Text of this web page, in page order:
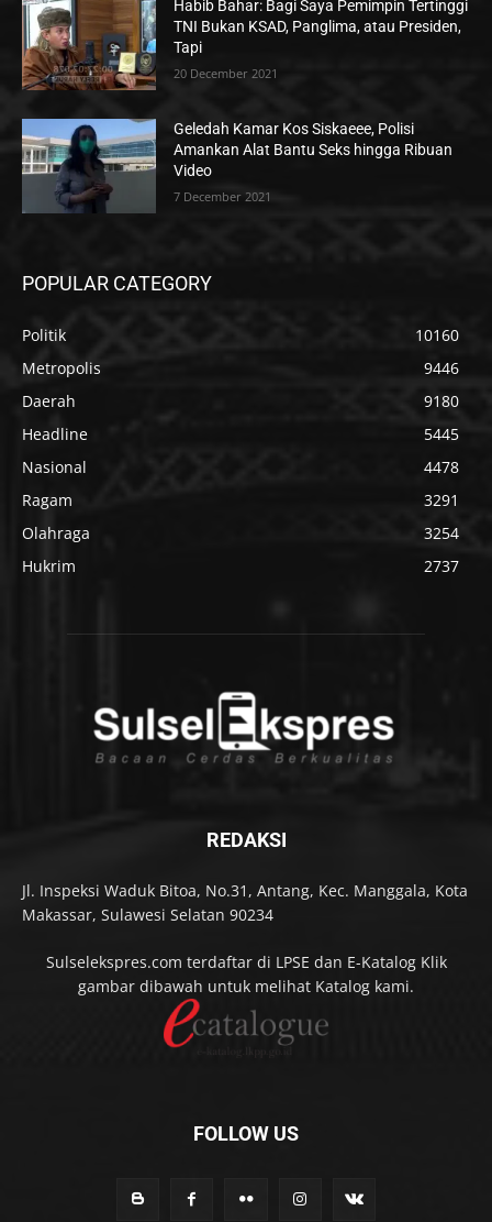
Habib Bahar: Bagi Saya Pemimpin Tertinggi
TNI Bukan KSAD, Panglima, atau Presiden,
Tapi
20 December 2021
Geledah Kamar Kos Siskaeee, Polisi
Amankan Alat Bantu Seks hingga Ribuan
Video
7 December 2021
POPULAR CATEGORY
Politik
10160
Metropolis
9446
Daerah
9180
Headline
5445
Nasional
4478
Ragam
3291
Olahraga
3254
Hukrim
2737
REDAKSI
Jl. Inspeksi Waduk Bitoa, No.31, Antang, Kec. Manggala, Kota
Makassar, Sulawesi Selatan 90234
Sulselekspres.com terdaftar di LPSE dan E-Katalog Klik
gambar dibawah untuk melihat Katalog kami.
FOLLOW US